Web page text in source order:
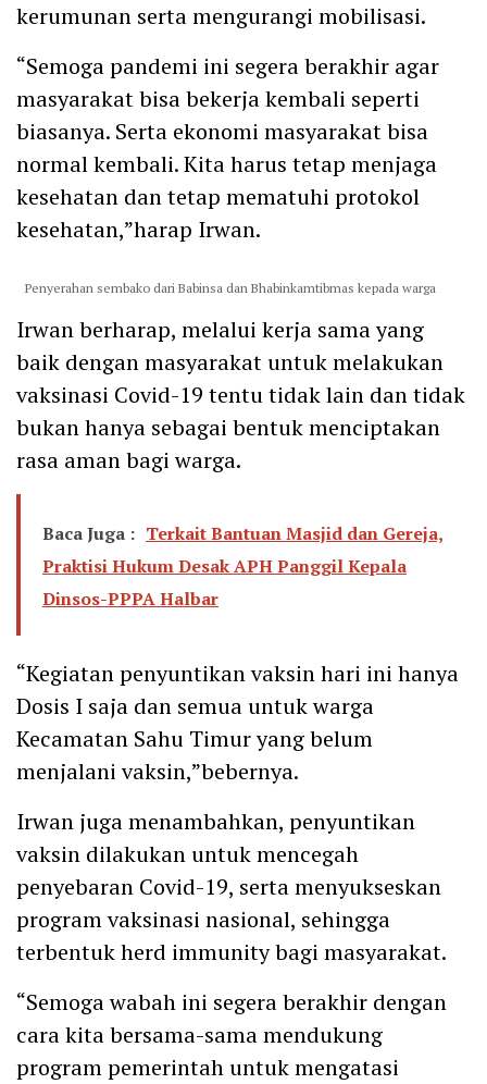
kerumunan serta mengurangi mobilisasi.
“Semoga pandemi ini segera berakhir agar
masyarakat bisa bekerja kembali seperti
biasanya. Serta ekonomi masyarakat bisa
normal kembali. Kita harus tetap menjaga
kesehatan dan tetap mematuhi protokol
kesehatan,”harap Irwan.
Penyerahan sembako dari Babinsa dan Bhabinkamtibmas kepada warga
Irwan berharap, melalui kerja sama yang
baik dengan masyarakat untuk melakukan
vaksinasi Covid-19 tentu tidak lain dan tidak
bukan hanya sebagai bentuk menciptakan
rasa aman bagi warga.
Baca Juga : Terkait Bantuan Masjid dan Gereja,
Praktisi Hukum Desak APH Panggil Kepala
Dinsos-PPPA Halbar
“Kegiatan penyuntikan vaksin hari ini hanya
Dosis I saja dan semua untuk warga
Kecamatan Sahu Timur yang belum
menjalani vaksin,”bebernya.
Irwan juga menambahkan, penyuntikan
vaksin dilakukan untuk mencegah
penyebaran Covid-19, serta menyukseskan
program vaksinasi nasional, sehingga
terbentuk herd immunity bagi masyarakat.
“Semoga wabah ini segera berakhir dengan
cara kita bersama-sama mendukung
program pemerintah untuk mengatasi